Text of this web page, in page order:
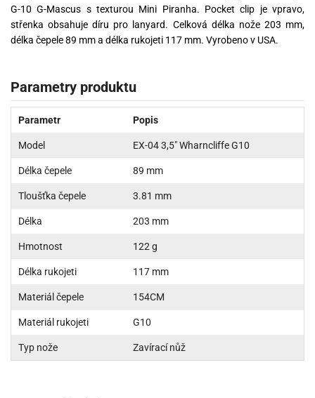
G-10 G-Mascus s texturou Mini Piranha. Pocket clip je vpravo,
střenka obsahuje díru pro lanyard. Celková délka nože 203 mm,
délka čepele 89 mm a délka rukojeti 117 mm. Vyrobeno v USA.
Parametry produktu
Parametr Popis
Model EX-04 3,5" Wharncliffe G10
Délka čepele 89 mm
Tloušťka čepele 3.81 mm
Délka 203 mm
Hmotnost 122 g
Délka rukojeti 117 mm
Materiál čepele 154CM
Materiál rukojeti G10
Typ nože Zavírací nůž